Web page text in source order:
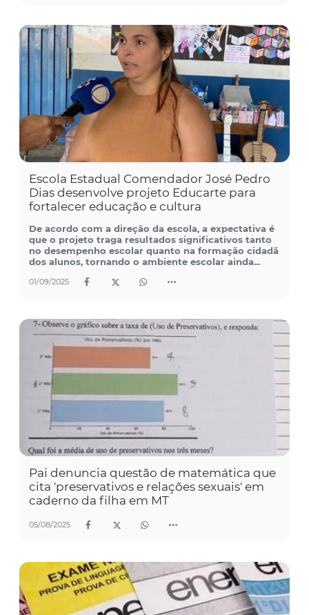
Escola Estadual Comendador José Pedro
Dias desenvolve projeto Educarte para
fortalecer educação e cultura
De acordo com a direção da escola, a expectativa é
que o projeto traga resultados significativos tanto
no desempenho escolar quanto na formação cidadã
dos alunos, tornando o ambiente escolar ainda...
01/09/2025
Pai denuncia questão de matemática que
cita 'preservativos e relações sexuais' em
caderno da filha em MT
05/08/2025